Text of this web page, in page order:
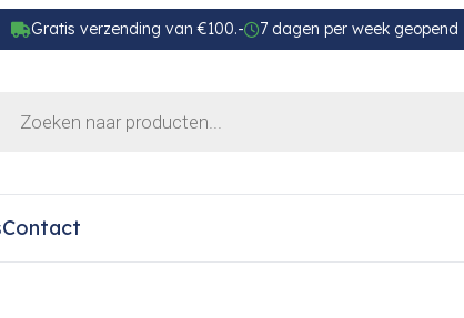
Gratis verzending van €100.- 7 dagen per week geopend
Contact